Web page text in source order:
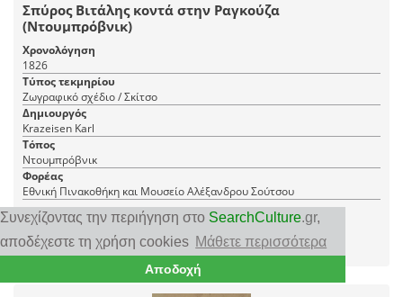
Συνεχίζοντας την περιήγηση στο SearchCulture.gr,
αποδέχεστε τη χρήση cookies Μάθετε περισσότερα
Αποδοχή
Σπύρος Βιτάλης κοντά στην Ραγκούζα
(Ντουμπρόβνικ)
Χρονολόγηση
1826
Τύπος τεκμηρίου
Ζωγραφικό σχέδιο / Σκίτσο
Δημιουργός
Krazeisen Karl
Τόπος
Ντουμπρόβνικ
Φορέας
Εθνική Πινακοθήκη και Μουσείο Αλέξανδρου Σούτσου
1 JPEG
RDF
| CC BY-NC-ND 4.0 GR